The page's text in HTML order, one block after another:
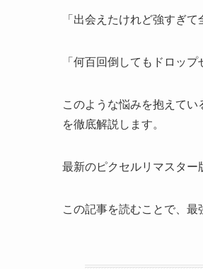
「出会えたけれど強すぎて
「何百回倒してもドロップ
このような悩みを抱えて
を徹底解説します。
最新のピクセルリマスター
この記事を読むことで、最